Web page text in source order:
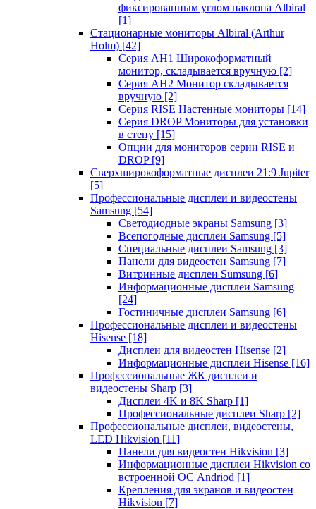
фиксированным углом наклона Albiral
[1]
Стационарные мониторы Albiral (Arthur
Holm) [42]
Серия AH1 Широкоформатный
монитор, складывается вручную [2]
Серия AH2 Монитор складывается
вручную [2]
Серия RISE Настенные мониторы [14]
Серия DROP Мониторы для установки
в стену [15]
Опции для мониторов серии RISE и
DROP [9]
Сверхширокоформатные дисплеи 21:9 Jupiter
[5]
Профессиональные дисплеи и видеостены
Samsung [54]
Светодиодные экраны Samsung [3]
Всепогодные дисплеи Samsung [5]
Специальные дисплеи Samsung [3]
Панели для видеостен Samsung [7]
Витринные дисплеи Sumsung [6]
Информационные дисплеи Samsung
[24]
Гостиничные дисплеи Samsung [6]
Профессиональные дисплеи и видеостены
Hisense [18]
Дисплеи для видеостен Hisense [2]
Информационные дисплеи Hisense [16]
Профессиональные ЖК дисплеи и
видеостены Sharp [3]
Дисплеи 4K и 8K Sharp [1]
Профессиональные дисплеи Sharp [2]
Профессиональные дисплеи, видеостены,
LED Hikvision [11]
Панели для видеостен Hikvision [3]
Информационные дисплеи Hikvision со
встроенной ОС Andriod [1]
Крепления для экранов и видеостен
Hikvision [7]